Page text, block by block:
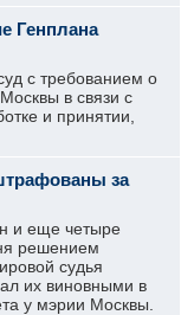
Генплана
с требованием о
в связи с
и принятии,
за
и еще четыре
решением
судья
их виновными в
у мэрии Москвы.